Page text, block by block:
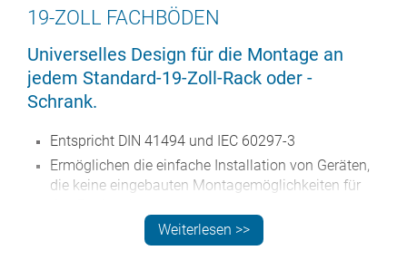
19-ZOLL FACHBÖDEN
Universelles Design für die Montage an
jedem Standard-19-Zoll-Rack oder -
Schrank.
Entspricht DIN 41494 und IEC 60297-3
Ermöglichen die einfache Installation von Geräten,
die keine eingebauten Montagemöglichkeiten für
Hergestellt aus Weichstahl CR4 und lackiert mit
widerstandsfähigem Polyesterpulver
Weiterlesen >>